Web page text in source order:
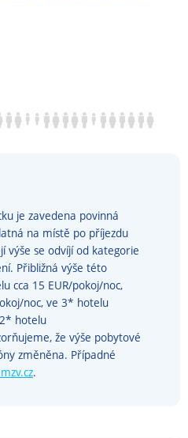
je zavedena povinná
na místě po příjezdu
výše se odvíjí od kategorie
Přibližná výše této
cca 15 EUR/pokoj/noc,
noc, ve 3* hotelu
hotelu
že výše pobytové
změněna. Případné
.